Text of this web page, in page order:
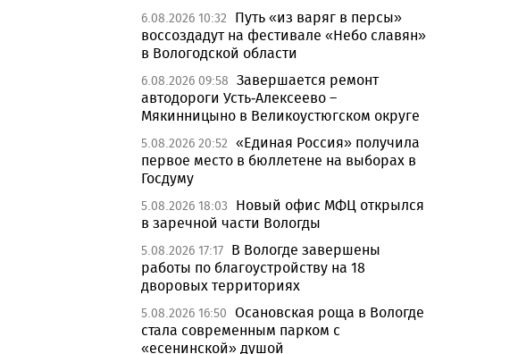
6.08.2026 10:32
Путь «из варяг в персы»
воссоздадут на фестивале «Небо славян»
в Вологодской области
6.08.2026 09:58 Завершается ремонт
автодороги Усть-Алексеево –
Мякинницыно в Великоустюгском округе
5.08.2026 20:52 «Единая Россия» получила
первое место в бюллетене на выборах в
Госдуму
5.08.2026 18:03
Новый офис МФЦ открылся
в заречной части Вологды
5.08.2026 17:17 В Вологде завершены
работы по благоустройству на 18
дворовых территориях
5.08.2026 16:50 Осановская роща в Вологде
стала современным парком с
«есенинской» душой